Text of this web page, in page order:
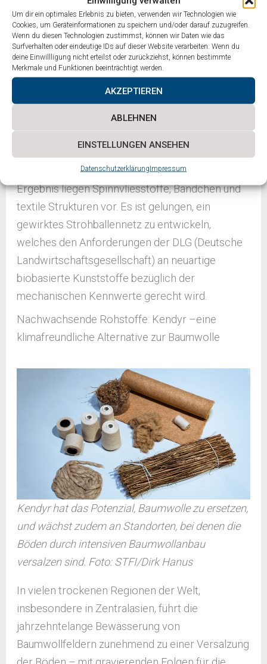
Um dir ein optimales Erlebnis zu bieten, verwenden wir Technologien wie
Cookies, um Geräteinformationen zu speichern und/oder darauf zuzugreifen.
Wenn du diesen Technologien zustimmst, können wir Daten wie das
Surfverhalten oder eindeutige IDs auf dieser Website verarbeiten. Wenn du
deine Einwillligung nicht erteilst oder zurückziehst, können bestimmte
Merkmale und Funktionen beeinträchtigt werden.
AKZEPTIEREN
ABLEHNEN
EINSTELLUNGEN ANSEHEN
DatenschutzerklärungImpressum
untersucht, beginnend vom Ausgangsmaterial
über den Herstellungsprozess bis hin zur
industriellen Anwendung. Ziel war es, das
Potenzial von PBS als umweltfreundliche
Alternative zu Polyethylen zu bewerten und
Wertschöpfungsketten zu schaffen. Das STFI als
PBS zur textilen Verarbeitung geeignet ist. Im
Ergebnis liegen Spinnvliesstoffe, Bändchen und
textile Strukturen vor. Es ist gelungen, ein
gewirktes Strohballennetz zu entwickeln,
welches den Anforderungen der DLG (Deutsche
Landwirtschaftsgesellschaft) an neuartige
biobasierte Kunststoffe bezüglich der
mechanischen Kennwerte gerecht wird.
Nachwachsende Rohstoffe: Kendyr –eine
klimafreundliche Alternative zur Baumwolle
Kendyr hat das Potenzial, Baumwolle zu ersetzen,
und wächst zudem an Standorten, bei denen die
Böden durch intensiven Baumwollanbau
versalzen sind. Foto: STFI/Dirk Hanus
In vielen trockenen Regionen der Welt,
insbesondere in Zentralasien, führt die
jahrzehntelange Bewässerung von
Baumwollfeldern zunehmend zu einer Versalzung